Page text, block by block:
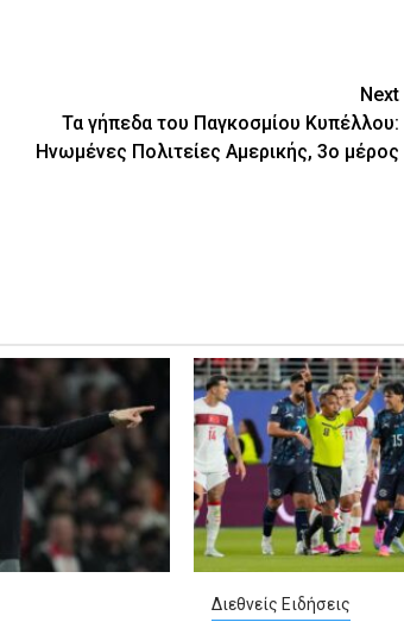
Next
Τα γήπεδα του Παγκοσμίου Κυπέλλου:
Ηνωμένες Πολιτείες Αμερικής, 3ο μέρος
Διεθνείς Ειδήσεις